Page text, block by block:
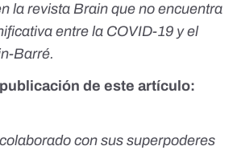
la revista Brain que no encuentra
entre la COVID-19 y el
Barré.
de este artículo:
con sus superpoderes